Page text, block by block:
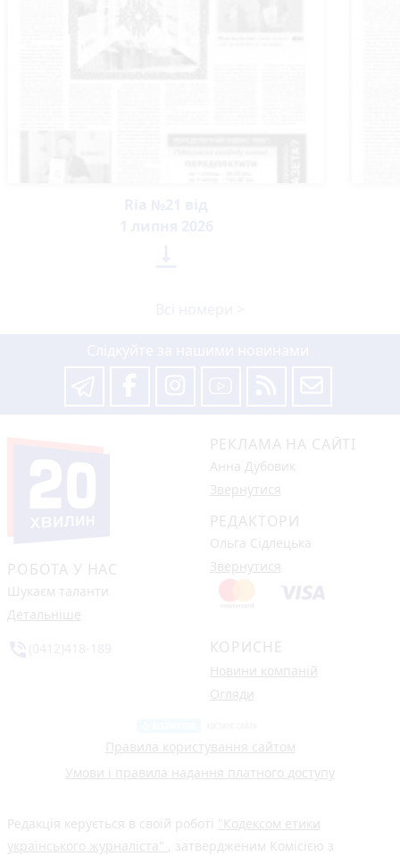
РОБОТА У НАС
Шукаєм таланти
Детальніше
РЕКЛАМА НА САЙТІ
Анна Дубовик
Звернутися
РЕДАКТОРИ
Ольга Сідлецька
Звернутися
КОРИСНЕ
Новини компаній
Огляди
Правила користування сайтом
Умови і правила надання платного доступу
Редакція керується в своїй роботі "Кодексом етики
українського журналіста" , затвердженим Комісією з